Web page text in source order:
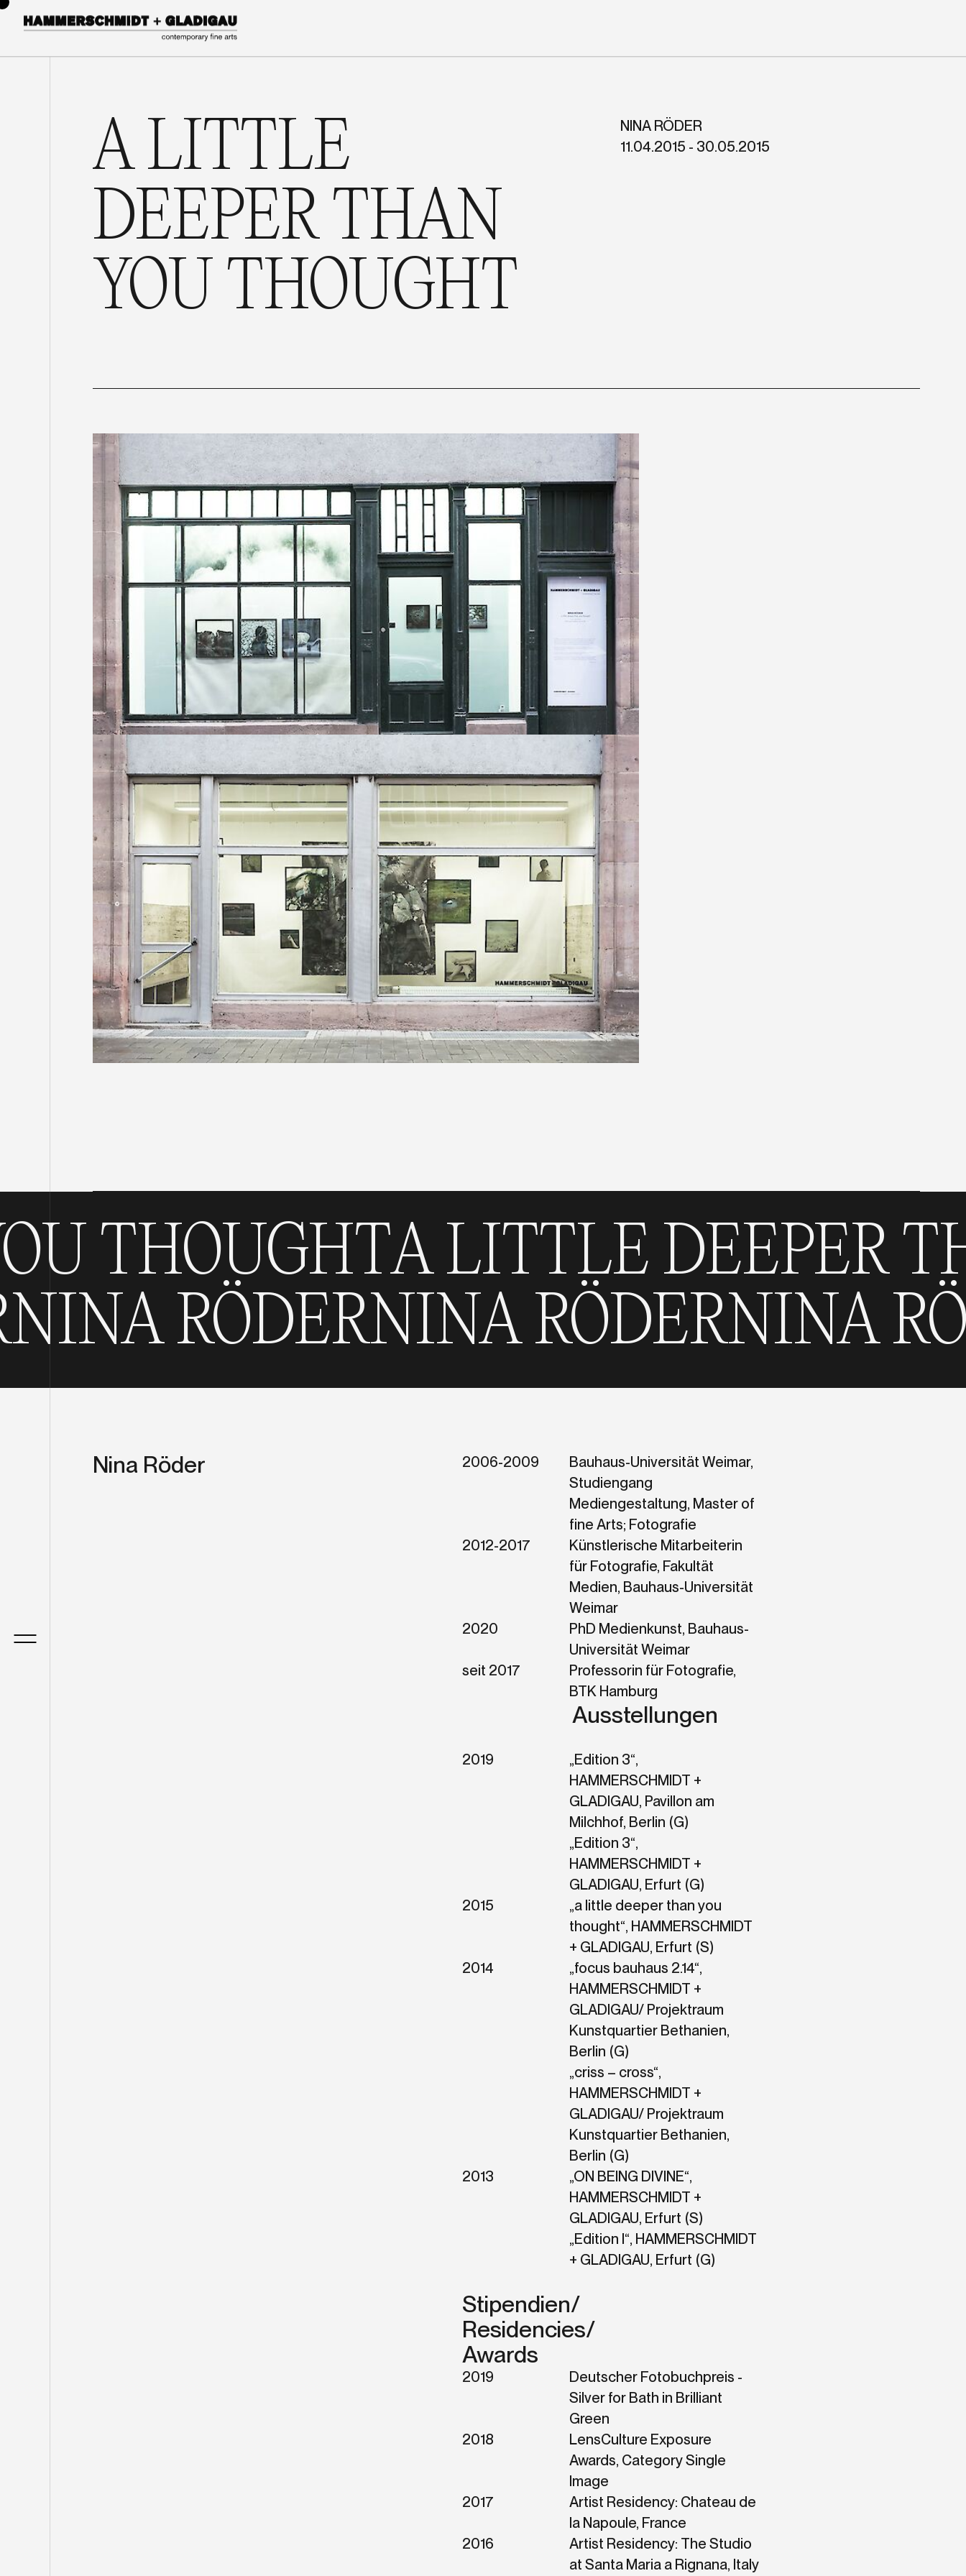
A LITTLE
DEEPER THAN
YOU THOUGHT
NINA RÖDER
11.04.2015 - 30.05.2015
A LITTLE DEEPER THAN
NINA RÖDERNINA RÖDER
Nina Röder 2006-2009
Bauhaus-Universität Weimar,
Studiengang
Mediengestaltung, Master of
fine Arts; Fotografie
2012-2017
Künstlerische Mitarbeiterin
für Fotografie, Fakultät
Medien, Bauhaus-Universität
Weimar
2020
PhD Medienkunst, Bauhaus-
Universität Weimar
seit 2017
Professorin für Fotografie,
BTK Hamburg
Ausstellungen
2019
„Edition 3“,
HAMMERSCHMIDT +
GLADIGAU, Pavillon am
Milchhof, Berlin (G)
„Edition 3“,
HAMMERSCHMIDT +
GLADIGAU, Erfurt (G)
2015
„a little deeper than you
thought“, HAMMERSCHMIDT
+ GLADIGAU, Erfurt (S)
2014
„focus bauhaus 2.14“,
HAMMERSCHMIDT +
GLADIGAU/ Projektraum
Kunstquartier Bethanien,
Berlin (G)
„criss – cross“,
HAMMERSCHMIDT +
GLADIGAU/ Projektraum
Kunstquartier Bethanien,
Berlin (G)
2013
„ON BEING DIVINE“,
HAMMERSCHMIDT +
GLADIGAU, Erfurt (S)
„Edition I“, HAMMERSCHMIDT
+ GLADIGAU, Erfurt (G)
Stipendien/
Residencies/
Awards
2019
Deutscher Fotobuchpreis -
Silver for Bath in Brilliant
Green
2018
LensCulture Exposure
Awards, Category Single
Image
2017
Artist Residency: Chateau de
la Napoule, France
2016
Artist Residency: The Studio
at Santa Maria a Rignana, Italy